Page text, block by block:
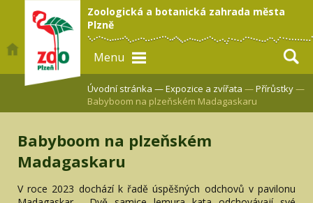
Zoologická a botanická zahrada města
Plzně
Menu
Úvodní stránka —Expozice a zvířata —Přírůstky—
Babyboom na plzeňském Madagaskaru
Babyboom na plzeňském
Madagaskaru
V roce 2023 dochází k řadě úspěšných odchovů v pavilonu